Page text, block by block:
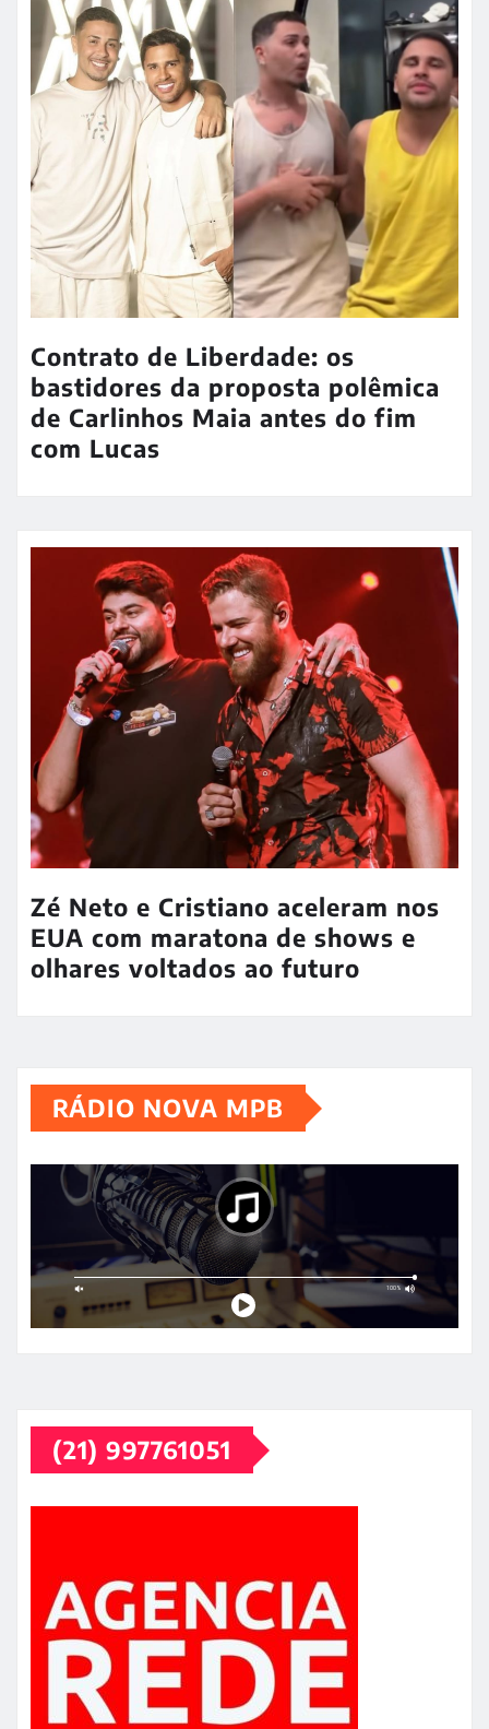
Contrato de Liberdade: os
bastidores da proposta polêmica
de Carlinhos Maia antes do fim
com Lucas
Zé Neto e Cristiano aceleram nos
EUA com maratona de shows e
olhares voltados ao futuro
RÁDIO NOVA MPB
(21) 997761051